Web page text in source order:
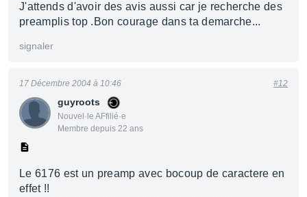
J'attends d'avoir des avis aussi car je recherche des
preamplis top .Bon courage dans ta demarche...
signaler
guyroots
Nouvel·le AFfilié·e
Membre depuis 22 ans
17 Décembre 2004 à 10:46 #12
Le 6176 est un preamp avec bocoup de caractere en
effet !!